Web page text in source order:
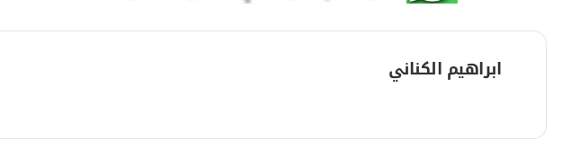
ابراهيم الكناني
ق